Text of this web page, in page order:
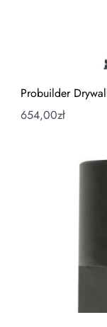
Probuilder
654,00zł